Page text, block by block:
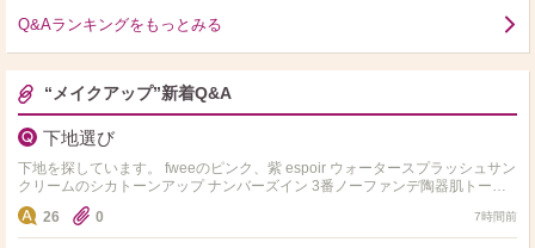
Q&Aランキングをもっとみる
“メイクアップ”新着Q&A
下地選び
下地を探しています。 fweeのピンク、紫 espoir ウォータースプラッシュサン
クリームのシカトーンアップ ナンバーズイン 3番ノーファンデ陶器肌トーン
アップUVクリームEX の下地の…
26 0 7時間前